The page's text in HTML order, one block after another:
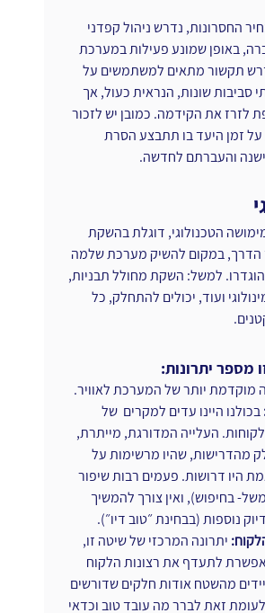
החסרונות, נדרש ניהול קפדני
באופן שמונע פעילות במערכת
תקשור מתאים למשתמשים על
סביבות שונות, הנראית כעול, אך
לזרז את הקידמה. כמובן יש לזכור
זמן היעד בו תתבצע הסרת
והעברתם לחדשה.
הטכנולוגי, דוגלת בהשקת
הדרך, במקום להשיק מערכת שלמה
למשל: השקת מחולל תבניות,
ועוד, יכולים להתחלק, כל
מספר יתרונות:
מוקדמת יותר של המערכת לאוויר.
בכולנו היינו עדים למקרים  של
העלייה המדורגת, מייתרת,
מהדרישות, שהיו מרשימות על
היו דרושות. פעמים רבות שיפור
בחיפוש), ואין צורך להמשיך
נוספות (בבחינת ״טוב דיו״).
יתרונה המרכזי של שיטה זו,
לתעדף את רצונות הלקוח
מהשטח אודות חלקים שדורשים
זאת לברר מה עובד טוב וכדאי